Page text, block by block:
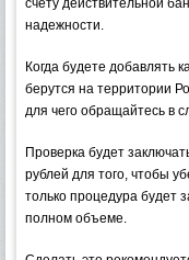
счету действительной
надежности.
Когда будете добавлять
берутся на территории
для чего обращайтесь в
Проверка будет
рублей для того, чтобы
только процедура будет
полном объеме.